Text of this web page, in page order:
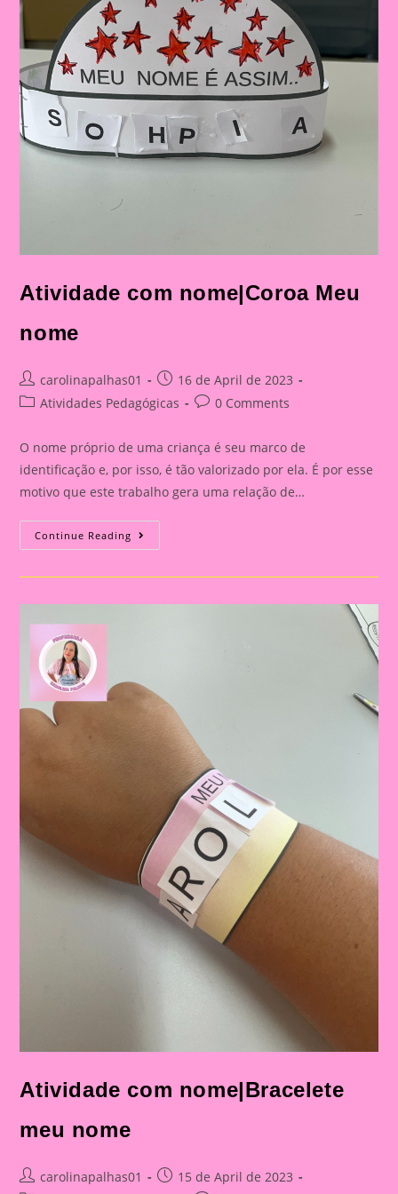
Atividade com nome|Coroa Meu
nome
Post
author:
carolinapalhas01
Post
published:
16 de April de 2023
PostAtividades Pedagógicas
Post0 Comments
O nome próprio de uma criança é seu marco de
identificação e, por isso, é tão valorizado por ela. É por esse
motivo que este trabalho gera uma relação de…
Continue Reading Atividade
Com
Meu
Atividade com nome|Bracelete
meu nome
Postcarolinapalhas01
Post15 de April de 2023